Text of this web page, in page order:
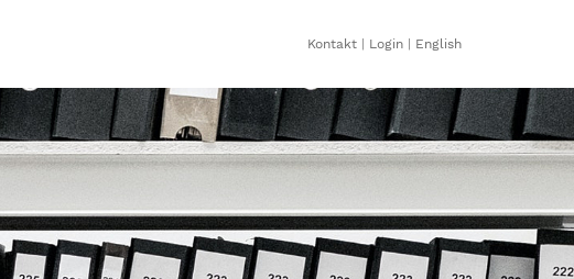
Kontakt Login English